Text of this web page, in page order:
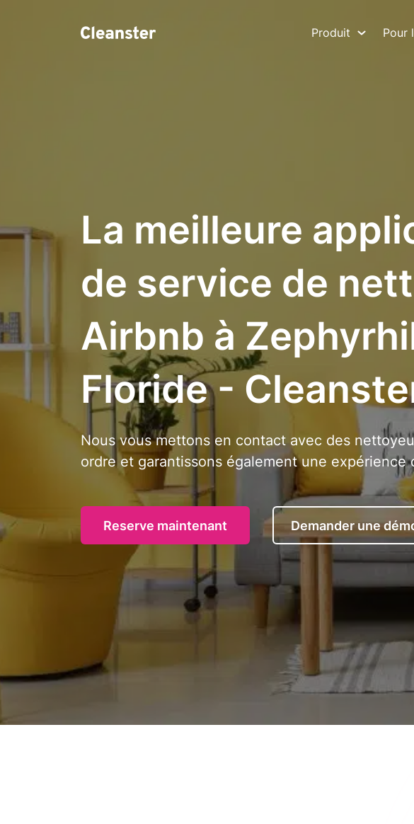
Produit Pour
La meilleure
de service de
Airbnb à
Floride -
Nous vous mettons en contact avec des
ordre et garantissons également une expérience
Reserve maintenant Demander une